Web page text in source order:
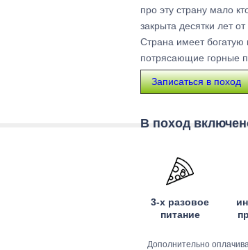
про эту страну мало
закрыта десятки лет
Страна имеет богатую
потрясающие горные
Записаться в поход
В поход
3-х разовое
питание
Дополнительно